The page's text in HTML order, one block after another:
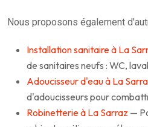
Nous proposons également
Installation sanitaire à La
de sanitaires neufs : WC,
Adoucisseur d'eau à La
d'adoucisseurs pour
Robinetterie à La Sarraz —